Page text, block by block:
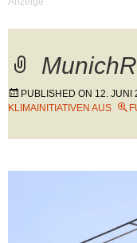
PUBLISHED ON 12. JUNI
KLIMAINITIATIVEN AUS